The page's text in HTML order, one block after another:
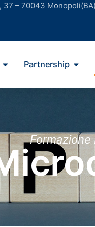
37 – 70043 Monopoli(BA)
Partnership